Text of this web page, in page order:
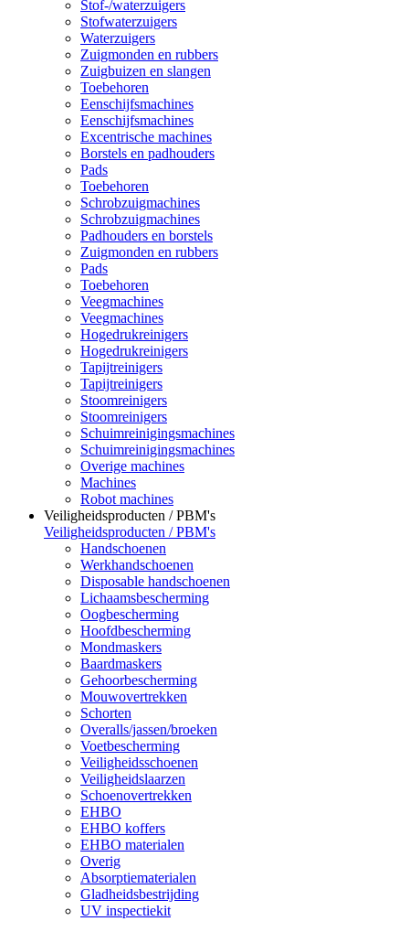
Stof-/waterzuigers
Stofwaterzuigers
Waterzuigers
Zuigmonden en rubbers
Zuigbuizen en slangen
Toebehoren
Eenschijfsmachines
Eenschijfsmachines
Excentrische machines
Borstels en padhouders
Pads
Toebehoren
Schrobzuigmachines
Schrobzuigmachines
Padhouders en borstels
Zuigmonden en rubbers
Pads
Toebehoren
Veegmachines
Veegmachines
Hogedrukreinigers
Hogedrukreinigers
Tapijtreinigers
Tapijtreinigers
Stoomreinigers
Stoomreinigers
Schuimreinigingsmachines
Schuimreinigingsmachines
Overige machines
Machines
Robot machines
Veiligheidsproducten / PBM's
Veiligheidsproducten / PBM's
Handschoenen
Werkhandschoenen
Disposable handschoenen
Lichaamsbescherming
Oogbescherming
Hoofdbescherming
Mondmaskers
Baardmaskers
Gehoorbescherming
Mouwovertrekken
Schorten
Overalls/jassen/broeken
Voetbescherming
Veiligheidsschoenen
Veiligheidslaarzen
Schoenovertrekken
EHBO
EHBO koffers
EHBO materialen
Overig
Absorptiematerialen
Gladheidsbestrijding
UV inspectiekit